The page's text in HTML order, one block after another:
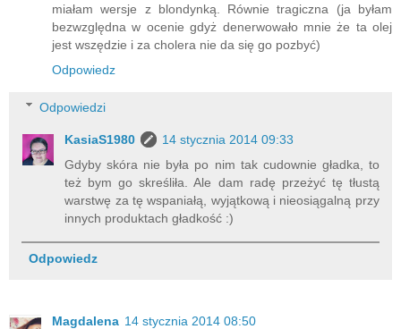
miałam wersje z blondynką. Równie tragiczna (ja byłam
bezwzględna w ocenie gdyż denerwowało mnie że ta olej
jest wszędzie i za cholera nie da się go pozbyć)
Odpowiedz
Odpowiedzi
KasiaS1980
14 stycznia 2014 09:33
Gdyby skóra nie była po nim tak cudownie gładka, to
też bym go skreśliła. Ale dam radę przeżyć tę tłustą
warstwę za tę wspaniałą, wyjątkową i nieosiągalną przy
innych produktach gładkość :)
Odpowiedz
Magdalena 14 stycznia 2014 08:50